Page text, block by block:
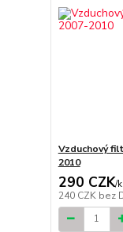
Vzduchový
2010
290 CZK/
240 CZK bez